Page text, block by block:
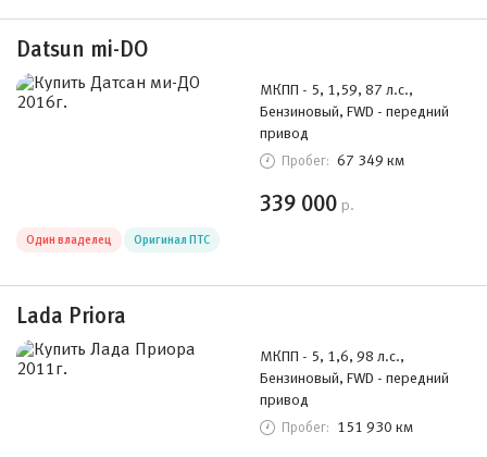
Datsun mi-DO
МКПП - 5, 1,59, 87 л.с.,
Бензиновый, FWD - передний
привод
Пробег: 67 349 км
339 000 р.
Один владелец Оригинал ПТС
Lada Priora
МКПП - 5, 1,6, 98 л.с.,
Бензиновый, FWD - передний
привод
Пробег: 151 930 км